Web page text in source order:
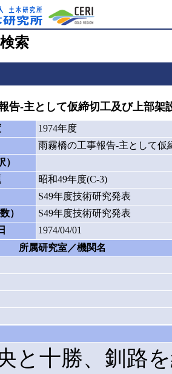
索
告-主として仮締切工及び上部架
1974年度
雨霧橋の工事報告-主として仮
昭和49年度(C-3)
S49年度技術研究発表
）
S49年度技術研究発表
1974/04/01
所属研究室／機関名
と十勝、釧路